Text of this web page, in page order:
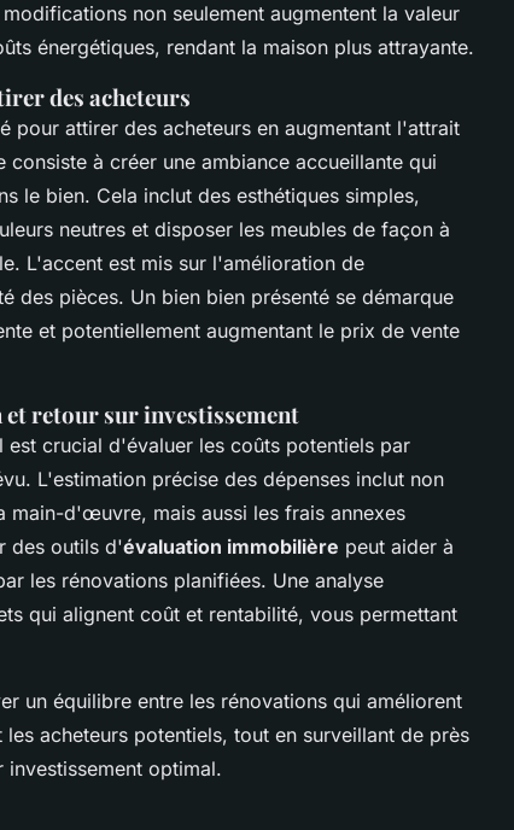
non seulement augmentent la valeur
énergétiques, rendant la maison plus attrayante.
des acheteurs
pour attirer des acheteurs en augmentant l'attrait
à créer une ambiance accueillante qui
le bien. Cela inclut des esthétiques simples,
neutres et disposer les meubles de façon à
L'accent est mis sur l'amélioration de
des pièces. Un bien bien présenté se démarque
et potentiellement augmentant le prix de vente
retour sur investissement
crucial d'évaluer les coûts potentiels par
L'estimation précise des dépenses inclut non
main-d'œuvre, mais aussi les frais annexes
des outils d'évaluation immobilière peut aider à
les rénovations planifiées. Une analyse
qui alignent coût et rentabilité, vous permettant
un équilibre entre les rénovations qui améliorent
les acheteurs potentiels, tout en surveillant de près
optimal.